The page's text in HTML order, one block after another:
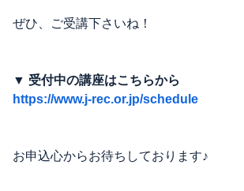
ぜひ、ご受講下さいね！
▼ 受付中の講座はこちらから
https://www.j-rec.or.jp/schedule
お申込心からお待ちしております♪